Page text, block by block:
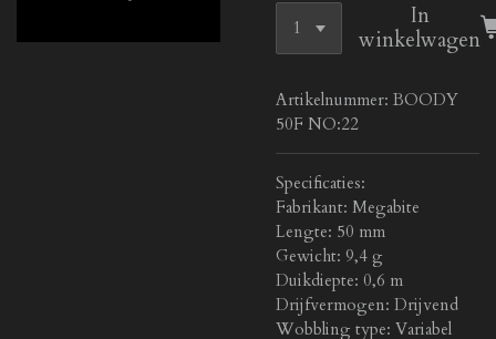
In
winkelwagen
Artikelnummer: BOODY
50F NO:22
Specificaties:
Fabrikant: Megabite
Lengte: 50 mm
Gewicht: 9,4 g
Duikdiepte: 0,6 m
Drijfvermogen: Drijvend
Wobbling type: Variabel